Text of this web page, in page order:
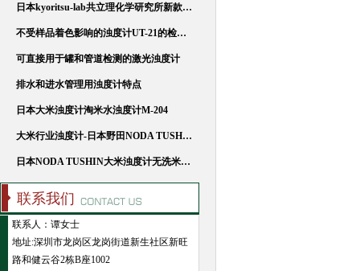
日本kyoritsu-lab共立理化学研究所新款浊度计DTC-4DG
不受样品着色影响的浊度计UT-21的检测优点
可直接用于罐和管道检测的激光浊度计
排水和进水管理用浊度计特点
日本大米浊度计淘米水浊度计M-204
大米行业浊度计-日本野田NODA TUSHIN大米浊度计M204
日本NODA TUSHIN大米浊度计无洗米浊度计M204
联系我们
联系人：谭女士
地址:深圳市龙岗区龙岗街道新生社区新旺
路和健云谷2栋B座1002